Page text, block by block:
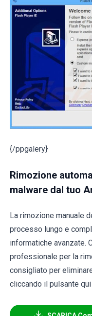
{/ppgalery}
Rimozione
malware dal tuo
La rimozione manuale
processo lungo e
informatiche avanzate.
professionale per la
consigliato per
cliccando il pulsante